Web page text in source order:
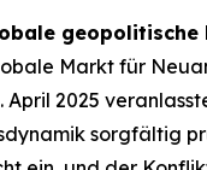
Markt für
April 2025
sorgfältig